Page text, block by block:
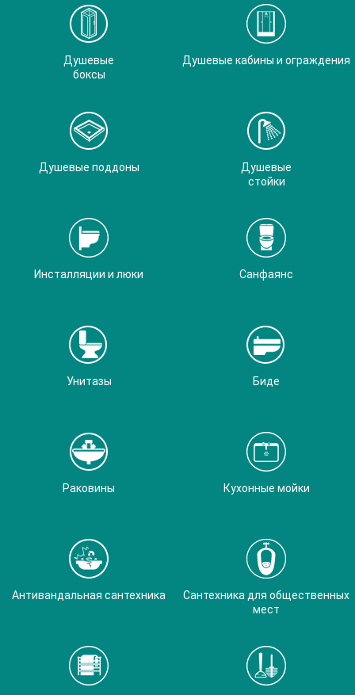
Душевые
боксы
Душевые кабины и ограждения
Душевые поддоны
Душевые
стойки
Инсталляции и люки Санфаянс
Унитазы Биде
Раковины Кухонные мойки
Антивандальная сантехника
Сантехника для общественных
мест